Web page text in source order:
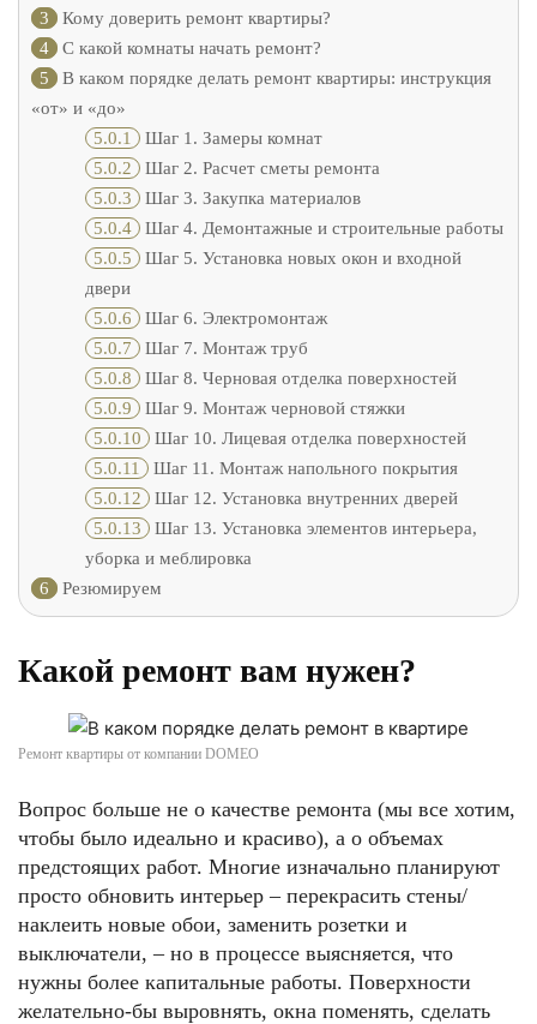
3
Кому доверить ремонт квартиры?
4
С какой комнаты начать ремонт?
5
В каком порядке делать ремонт квартиры: инструкция
«от» и «до»
5.0.1
Шаг 1. Замеры комнат
5.0.2
Шаг 2. Расчет сметы ремонта
5.0.3
Шаг 3. Закупка материалов
5.0.4
Шаг 4. Демонтажные и строительные работы
5.0.5
Шаг 5. Установка новых окон и входной
двери
5.0.6
Шаг 6. Электромонтаж
5.0.7
Шаг 7. Монтаж труб
5.0.8
Шаг 8. Черновая отделка поверхностей
5.0.9
Шаг 9. Монтаж черновой стяжки
5.0.10
Шаг 10. Лицевая отделка поверхностей
5.0.11
Шаг 11. Монтаж напольного покрытия
5.0.12
Шаг 12. Установка внутренних дверей
5.0.13
Шаг 13. Установка элементов интерьера,
уборка и меблировка
6
Резюмируем
Какой ремонт вам нужен?
Ремонт квартиры от компании DOMEO
Вопрос больше не о качестве ремонта (мы все хотим,
чтобы было идеально и красиво), а о объемах
предстоящих работ. Многие изначально планируют
просто обновить интерьер – перекрасить стены/
наклеить новые обои, заменить розетки и
выключатели, – но в процессе выясняется, что
нужны более капитальные работы. Поверхности
желательно-бы выровнять, окна поменять, сделать